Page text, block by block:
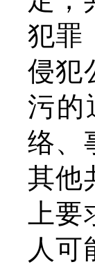
犯罪
侵犯
污的
络、
其他
上
人可